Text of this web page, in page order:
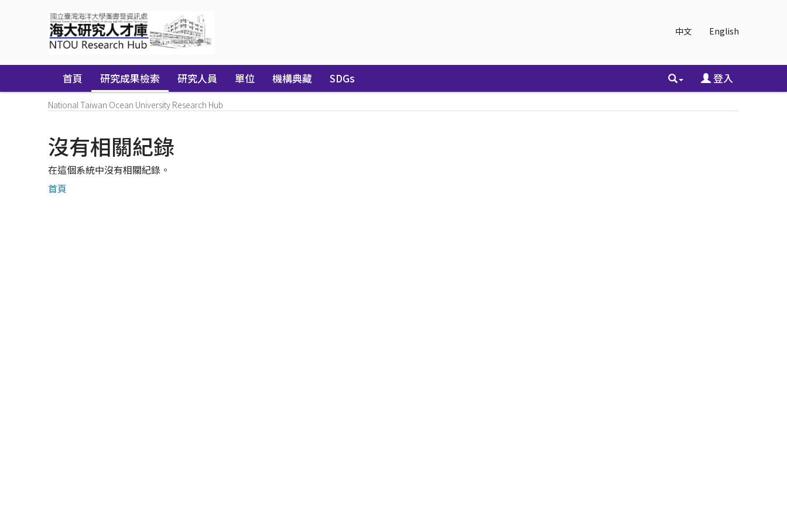
中文 English
首頁 研究成果檢索 研究人員 單位 機構典藏 SDGs 登入
National Taiwan Ocean University Research Hub
沒有相關紀錄
在這個系統中沒有相關紀錄。
首頁